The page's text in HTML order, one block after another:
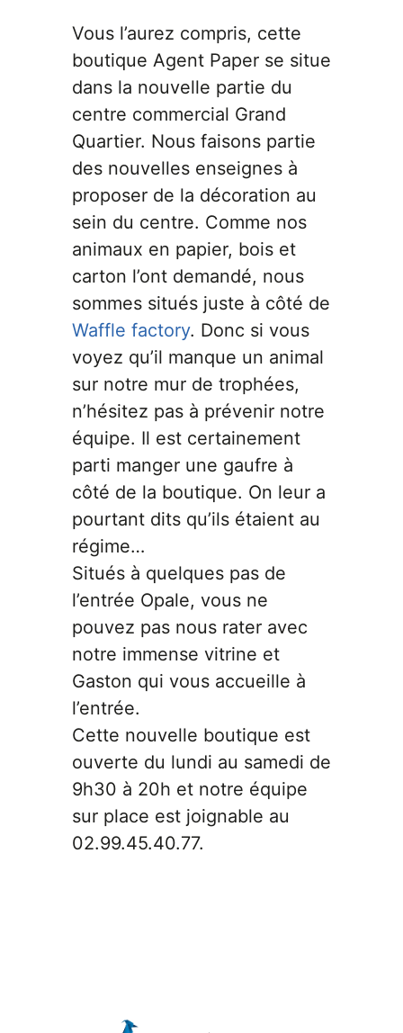
Vous l’aurez compris, cette
boutique Agent Paper se situe
dans la nouvelle partie du
centre commercial Grand
Quartier. Nous faisons partie
des nouvelles enseignes à
proposer de la décoration au
sein du centre. Comme nos
animaux en papier, bois et
carton l’ont demandé, nous
sommes situés juste à côté de
Waffle factory. Donc si vous
voyez qu’il manque un animal
sur notre mur de trophées,
n’hésitez pas à prévenir notre
équipe. Il est certainement
parti manger une gaufre à
côté de la boutique. On leur a
pourtant dits qu’ils étaient au
régime…
Situés à quelques pas de
l’entrée Opale, vous ne
pouvez pas nous rater avec
notre immense vitrine et
Gaston qui vous accueille à
l’entrée.
Cette nouvelle boutique est
ouverte du lundi au samedi de
9h30 à 20h et notre équipe
sur place est joignable au
02.99.45.40.77.